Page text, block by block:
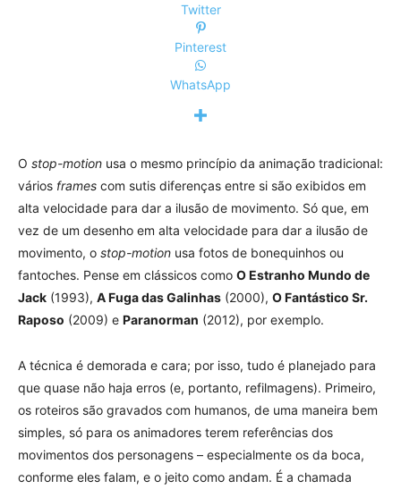
Twitter
Pinterest
WhatsApp
O stop-motion usa o mesmo princípio da animação tradicional:
vários frames com sutis diferenças entre si são exibidos em
alta velocidade para dar a ilusão de movimento. Só que, em
vez de um desenho em alta velocidade para dar a ilusão de
movimento, o stop-motion usa fotos de bonequinhos ou
fantoches. Pense em clássicos como O Estranho Mundo de
Jack (1993), A Fuga das Galinhas (2000), O Fantástico Sr.
Raposo (2009) e Paranorman (2012), por exemplo.
A técnica é demorada e cara; por isso, tudo é planejado para
que quase não haja erros (e, portanto, refilmagens). Primeiro,
os roteiros são gravados com humanos, de uma maneira bem
simples, só para os animadores terem referências dos
movimentos dos personagens – especialmente os da boca,
conforme eles falam, e o jeito como andam. É a chamada